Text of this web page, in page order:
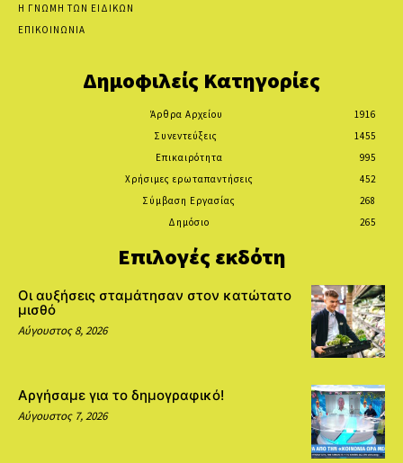
Η ΓΝΩΜΗ ΤΩΝ ΕΙΔΙΚΩΝ
ΕΠΙΚΟΙΝΩΝΙΑ
Δημοφιλείς Κατηγορίες
Άρθρα Αρχείου
1916
Συνεντεύξεις
1455
Επικαιρότητα
995
Χρήσιμες ερωταπαντήσεις
452
Σύμβαση Εργασίας
268
Δημόσιο
265
Επιλογές εκδότη
Οι αυξήσεις σταμάτησαν στον κατώτατο
μισθό
Αύγουστος 8, 2026
Αργήσαμε για το δημογραφικό!
Αύγουστος 7, 2026